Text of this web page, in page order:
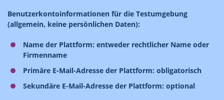
Benutzerkontoinformationen für die Testumgebung
(allgemein, keine persönlichen Daten):
Name der Plattform: entweder rechtlicher Name oder
Firmenname
Primäre E-Mail-Adresse der Plattform: obligatorisch
Sekundäre E-Mail-Adresse der Plattform: optional